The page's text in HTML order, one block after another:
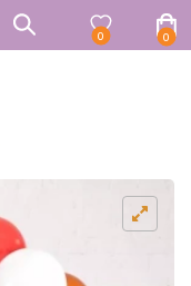
0 0